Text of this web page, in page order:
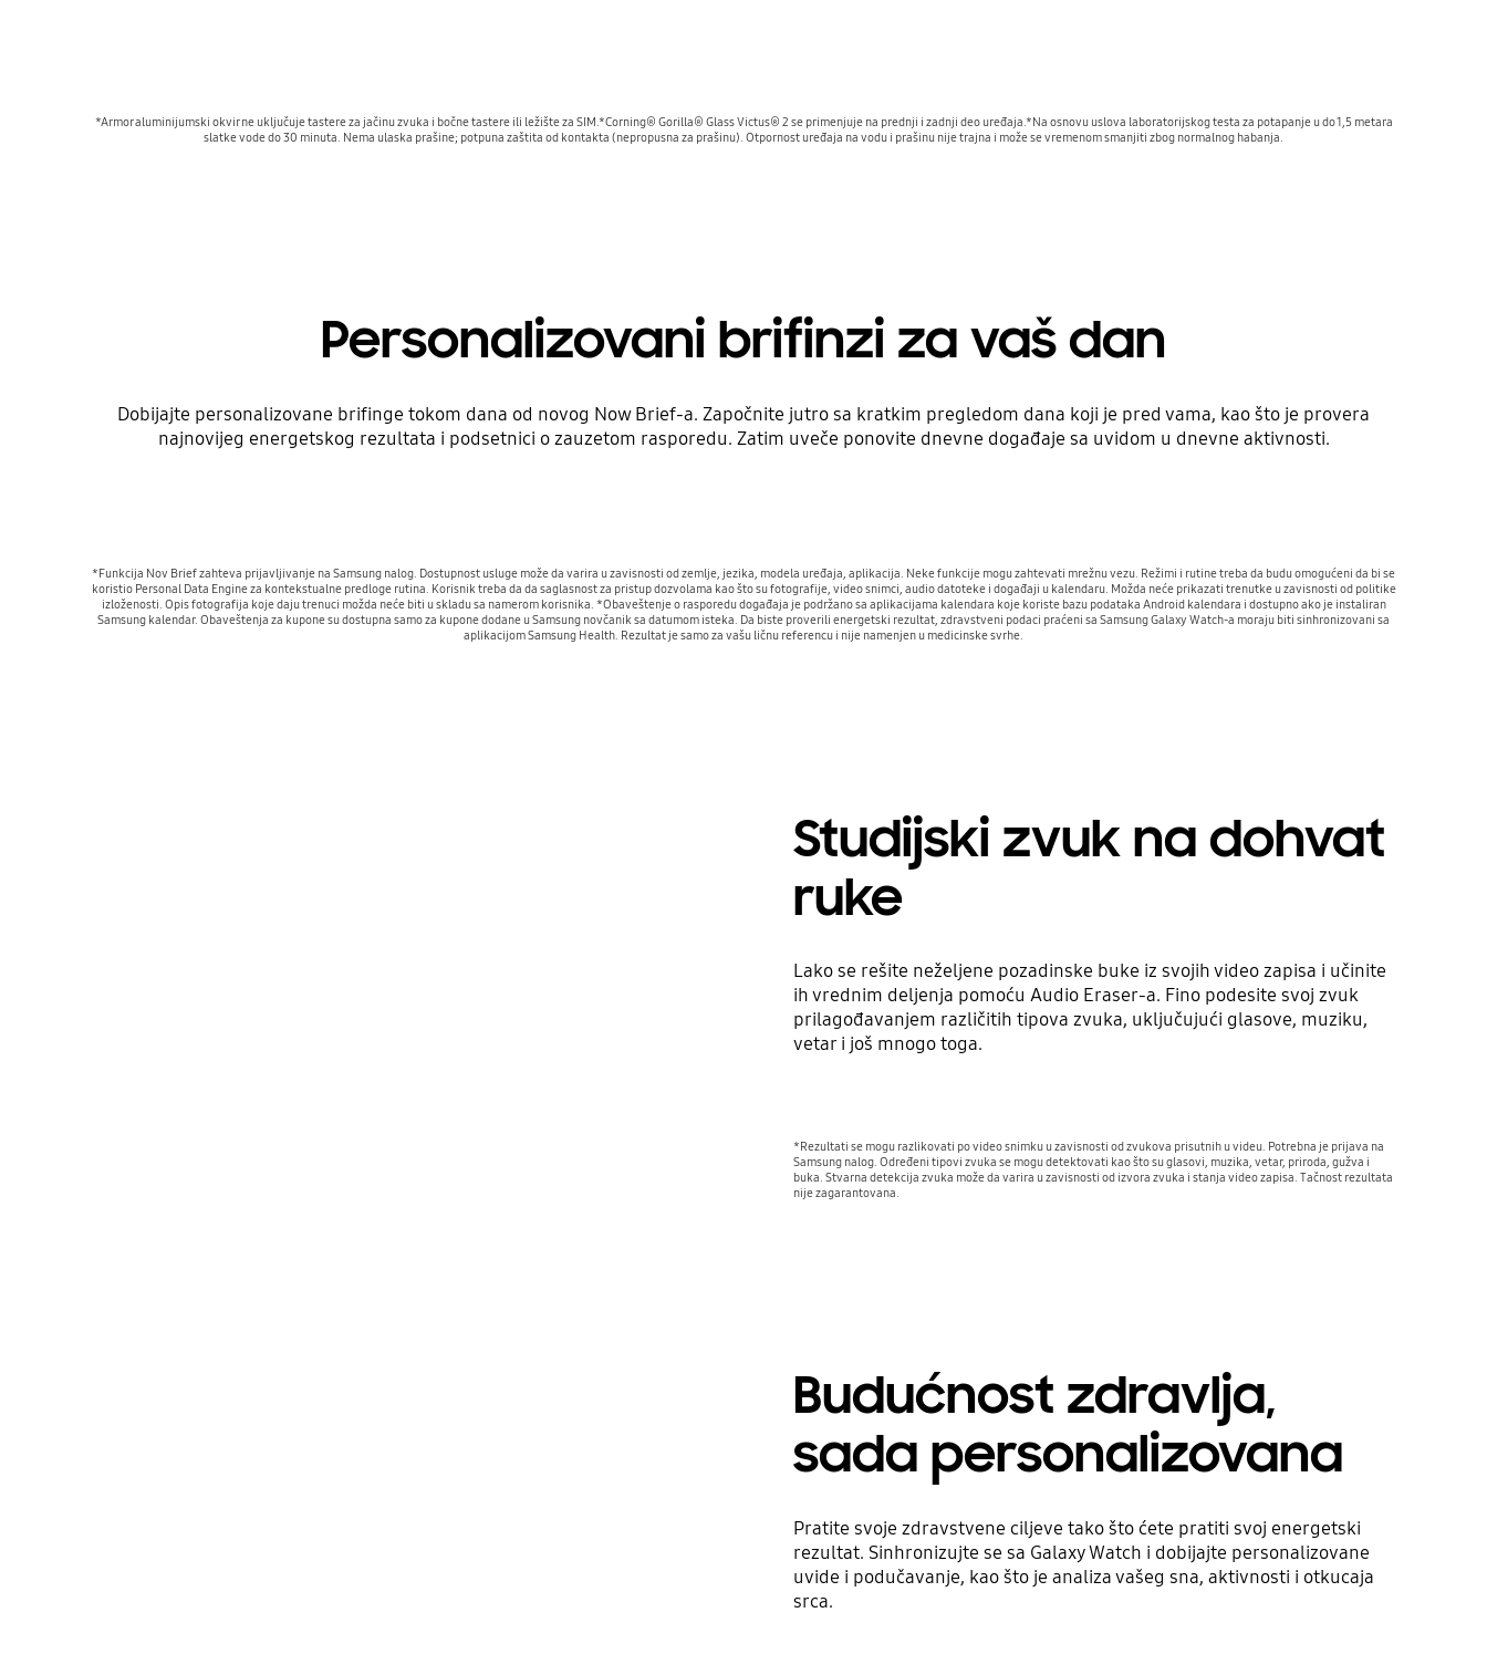
*Armor aluminijumski okvir ne uključuje tastere za jačinu zvuka i bočne tastere ili ležište za SIM.*Corning® Gorilla® Glass Victus® 2 se primenjuje na prednji i zadnji deo uređaja.*Na osnovu uslova laboratorijskog testa za potapanje u do 1,5 metara
slatke vode do 30 minuta. Nema ulaska prašine; potpuna zaštita od kontakta (nepropusna za prašinu). Otpornost uređaja na vodu i prašinu nije trajna i može se vremenom smanjiti zbog normalnog habanja.
Personalizovani brifinzi za vaš dan
Dobijajte personalizovane brifinge tokom dana od novog Now Brief-a. Započnite jutro sa kratkim pregledom dana koji je pred vama, kao što je provera
najnovijeg energetskog rezultata i podsetnici o zauzetom rasporedu. Zatim uveče ponovite dnevne događaje sa uvidom u dnevne aktivnosti.
*Funkcija Nov Brief zahteva prijavljivanje na Samsung nalog. Dostupnost usluge može da varira u zavisnosti od zemlje, jezika, modela uređaja, aplikacija. Neke funkcije mogu zahtevati mrežnu vezu. Režimi i rutine treba da budu omogućeni da bi se
koristio Personal Data Engine za kontekstualne predloge rutina. Korisnik treba da da saglasnost za pristup dozvolama kao što su fotografije, video snimci, audio datoteke i događaji u kalendaru. Možda neće prikazati trenutke u zavisnosti od politike
izloženosti. Opis fotografija koje daju trenuci možda neće biti u skladu sa namerom korisnika. *Obaveštenje o rasporedu događaja je podržano sa aplikacijama kalendara koje koriste bazu podataka Android kalendara i dostupno ako je instaliran
Samsung kalendar. Obaveštenja za kupone su dostupna samo za kupone dodane u Samsung novčanik sa datumom isteka. Da biste proverili energetski rezultat, zdravstveni podaci praćeni sa Samsung Galaxy Watch-a moraju biti sinhronizovani sa
aplikacijom Samsung Health. Rezultat je samo za vašu ličnu referencu i nije namenjen u medicinske svrhe.
Studijski zvuk na dohvat
ruke
Lako se rešite neželjene pozadinske buke iz svojih video zapisa i učinite
ih vrednim deljenja pomoću Audio Eraser-a. Fino podesite svoj zvuk
prilagođavanjem različitih tipova zvuka, uključujući glasove, muziku,
vetar i još mnogo toga.
*Rezultati se mogu razlikovati po video snimku u zavisnosti od zvukova prisutnih u videu. Potrebna je prijava na
Samsung nalog. Određeni tipovi zvuka se mogu detektovati kao što su glasovi, muzika, vetar, priroda, gužva i
buka. Stvarna detekcija zvuka može da varira u zavisnosti od izvora zvuka i stanja video zapisa. Tačnost rezultata
nije zagarantovana.
Budućnost zdravlja,
sada personalizovana
Pratite svoje zdravstvene ciljeve tako što ćete pratiti svoj energetski
rezultat. Sinhronizujte se sa Galaxy Watch i dobijajte personalizovane
uvide i podučavanje, kao što je analiza vašeg sna, aktivnosti i otkucaja
srca.